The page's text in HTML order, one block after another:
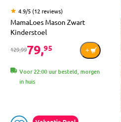
4.9/5 (12 reviews)
MamaLoes Mason Zwart
Kinderstoel
129,9979,95
Voor 22:00 uur besteld, morgen
in huis